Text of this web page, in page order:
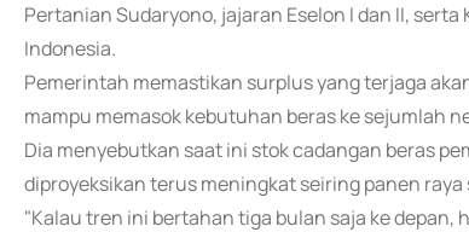
Pertanian Sudaryono, jajaran Eselon I dan II,
Indonesia.
Pemerintah memastikan surplus yang terjaga
mampu memasok kebutuhan beras ke sejumlah
Dia menyebutkan saat ini stok cadangan beras
diproyeksikan terus meningkat seiring panen
"Kalau tren ini bertahan tiga bulan saja ke